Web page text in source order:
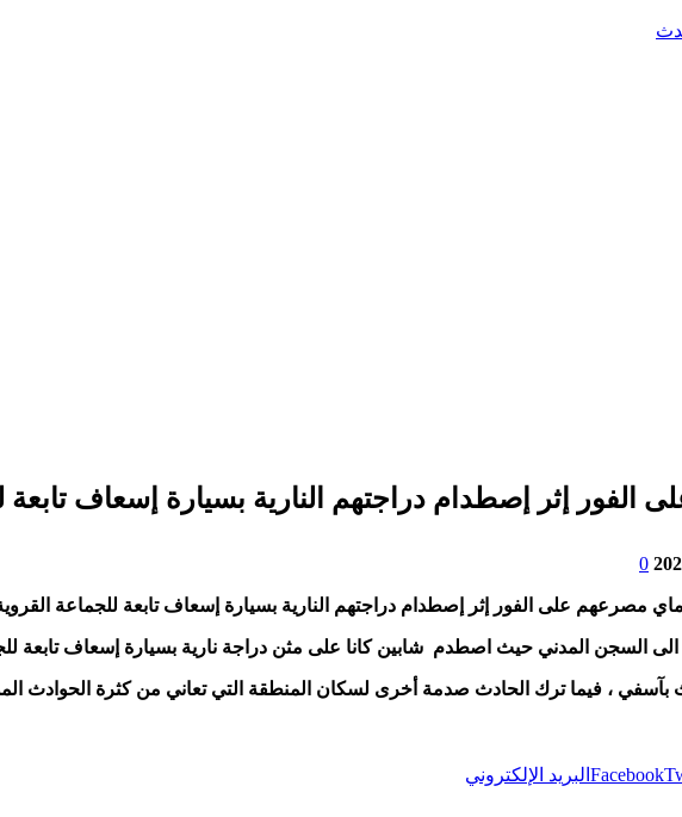
الفور إثر إصطدام دراجتهم النارية بسيارة إسعاف تابعة
0
الى السجن المدني حيث اصطدم شابين كانا على مثن دراجة نارية بسيارة إسعاف
بآسفي ، فيما ترك الحادث صدمة أخرى لسكان المنطقة التي تعاني من كثرة الحوادث
Facebook البريد الإلكتروني